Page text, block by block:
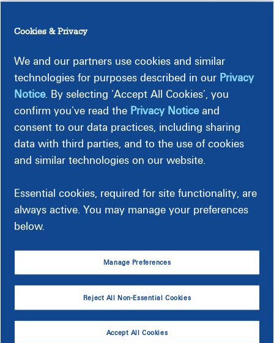
programas gratuitos, incluyendoMicrosoft Office Online
Google Sheets, yLibreOffice.
Descargar la hoja de cálculo del calculador de
facturas
Muestras de Bill
Esta muestra refleja una factura típica de un cliente
residencial y está destinada como referencia general. Los
cuentas no residenciales.
Cookies & Privacy
We and our partners use cookies and similar
technologies for purposes described in our Privacy
Notice. By selecting ‘Accept All Cookies’, you
confirm you’ve read the Privacy Noticeand
consent to our data practices, including sharing
data with third parties, and to the use of cookies
and similar technologies on our website.
Essential cookies, required for site functionality, are
always active. You may manage your preferences
below.
Manage Preferences
Reject All Non-Essential Cookies
Accept All Cookies